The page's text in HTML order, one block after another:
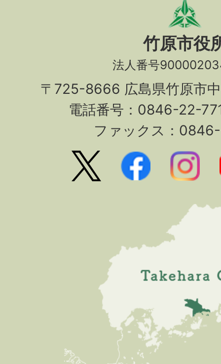
竹原市役
法人番号
〒725-8666 広島県竹原市
電話番号：0846-22-
ファックス：